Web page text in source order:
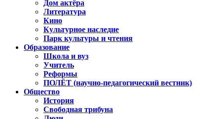
Дом актёра
Литература
Кино
Культурное наследие
Парк культуры и чтения
Образование
Школа и вуз
Учитель
Реформы
ПОЛЁТ (научно-педагогический вестник)
Общество
История
Свободная трибуна